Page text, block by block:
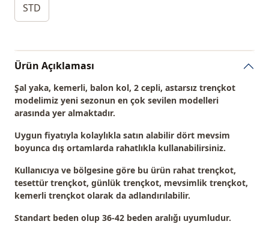
STD
Ürün Açıklaması
Şal yaka, kemerli, balon kol, 2 cepli, astarsız trençkot
modelimiz yeni sezonun en çok sevilen modelleri
arasında yer almaktadır.
Uygun fiyatıyla kolaylıkla satın alabilir dört mevsim
boyunca dış ortamlarda rahatlıkla kullanabilirsiniz.
Kullanıcıya ve bölgesine göre bu ürün rahat trençkot,
tesettür trençkot, günlük trençkot, mevsimlik trençkot,
kemerli trençkot olarak da adlandırılabilir.
Standart beden olup 36-42 beden aralığı uyumludur.